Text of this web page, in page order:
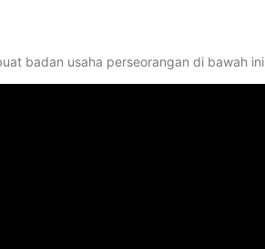
badan usaha perseorangan di bawah ini